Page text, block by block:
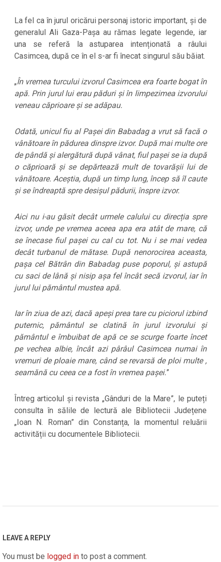
La fel ca în jurul oricărui personaj istoric important, și de
generalul Ali Gaza-Pașa au rămas legate legende, iar
una se referă la astuparea intenționată a râului
Casimcea, după ce în el s-ar fi înecat singurul său băiat.
„În vremea turcului izvorul Casimcea era foarte bogat în
apă. Prin jurul lui erau păduri și în limpezimea izvorului
veneau căprioare și se adăpau.
Odată, unicul fiu al Pașei din Babadag a vrut să facă o
vânătoare în pădurea dinspre izvor. După mai multe ore
de pândă și alergătură după vânat, fiul pașei se ia după
o căprioară și se depărtează mult de tovarășii lui de
vânătoare. Aceștia, după un timp lung, încep să îl caute
și se îndreaptă spre desișul pădurii, înspre izvor.
Aici nu i-au găsit decât urmele calului cu direcția spre
izvor, unde pe vremea aceea apa era atât de mare, că
se înecase fiul pașei cu cal cu tot. Nu i se mai vedea
decât turbanul de mătase. După nenorocirea aceasta,
pașa cel Bătrân din Babadag puse poporul, și astupă
cu saci de lână și nisip așa fel încât secă izvorul, iar în
jurul lui pământul mustea apă.
Iar în ziua de azi, dacă apeși prea tare cu piciorul izbind
puternic, pământul se clatină în jurul izvorului și
pământul e îmbuibat de apă ce se scurge foarte încet
pe vechea albie, încât azi pârâul Casimcea numai în
vremuri de ploaie mare, când se revarsă de ploi multe ,
seamănă cu ceea ce a fost în vremea pașei.”
Întreg articolul și revista „Gânduri de la Mare”, le puteți
consulta în sălile de lectură ale Bibliotecii Județene
„Ioan N. Roman” din Constanța, la momentul reluării
activității cu documentele Bibliotecii.
20
LEAVE A REPLY
You must be logged in to post a comment.